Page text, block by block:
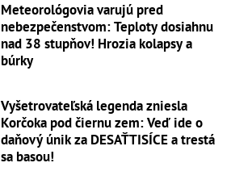
Meteorológovia varujú pred
nebezpečenstvom: Teploty dosiahnu
nad 38 stupňov! Hrozia kolapsy a
búrky
Vyšetrovateľská legenda zniesla
Korčoka pod čiernu zem: Veď ide o
daňový únik za DESAŤTISÍCE a trestá
sa basou!